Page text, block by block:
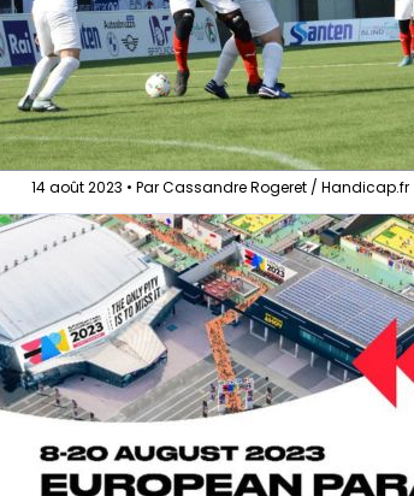
14 août 2023 • Par Cassandre Rogeret / Handicap.fr